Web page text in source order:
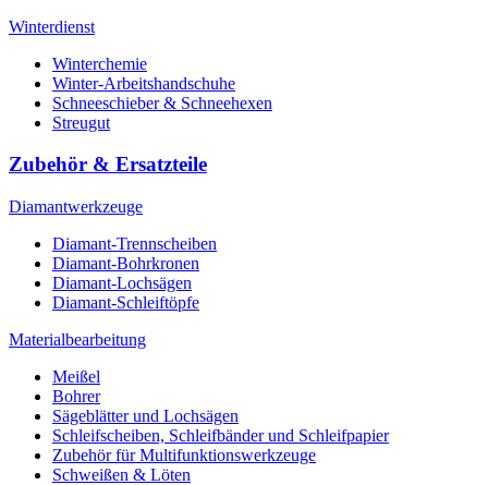
Winterdienst
Winterchemie
Winter-Arbeitshandschuhe
Schneeschieber & Schneehexen
Streugut
Zubehör & Ersatzteile
Diamantwerkzeuge
Diamant-Trennscheiben
Diamant-Bohrkronen
Diamant-Lochsägen
Diamant-Schleiftöpfe
Materialbearbeitung
Meißel
Bohrer
Sägeblätter und Lochsägen
Schleifscheiben, Schleifbänder und Schleifpapier
Zubehör für Multifunktionswerkzeuge
Schweißen & Löten